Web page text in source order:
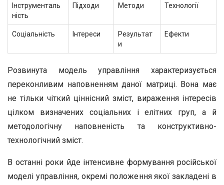
Інструменталь
ність
Підходи Методи Технології
Соціальність Інтереси
Результат
и
Ефекти
Розвинута модель управління характеризується
переконливим наповненням даної матриці. Вона має
не тільки чіткий ціннісний зміст, вираження інтересів
цілком визначених соціальних і елітних груп, а й
методологічну наповненість та конструктивно-
технологічний зміст.
В останні роки йде інтенсивне формування російської
моделі управління, окремі положення якої закладені в